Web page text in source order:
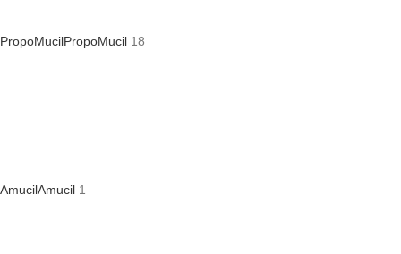
PropoMucilPropoMucil 18
AmucilAmucil 1